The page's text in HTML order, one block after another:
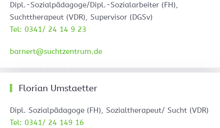
Dipl.-Sozialpädagoge/Dipl.-Sozialarbeiter (FH),
Suchttherapeut (VDR), Supervisor (DGSv)
Tel: 0341/ 24 14 9 23
barnert@suchtzentrum.de
Florian Umstaetter
Dipl. Sozialpädagoge (FH), Sozialtherapeut/ Sucht (VDR)
Tel: 0341/ 24 149 16